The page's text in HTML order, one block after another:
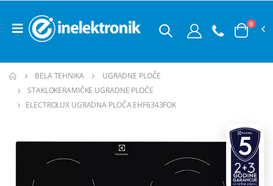
0
BELA TEHNIKA
UGRADNE PLOČE
STAKLOKERAMIČKE UGRADNE PLOČE
ELECTROLUX UGRADNA PLOČA EHF6343FOK